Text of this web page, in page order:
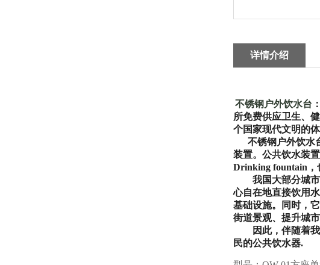
详情介绍
不锈钢户外饮水台 ：
所免费供应卫生、
个国家现代文明的
不锈钢户外饮水
装置。公共饮水装
Drinking fountain
我国大部分城市
心自在地直接饮用
基础设施。同时，
街道景观、提升城市
因此，伴随着
民的公共饮水器.